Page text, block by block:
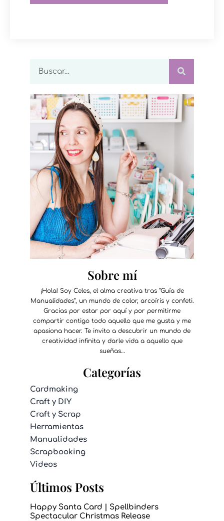
Sobre mí
¡Hola! Soy Celes, el alma creativa tras “Guía de
Manualidades”, un mundo de color, arcoíris y confeti.
Gracias por estar por aquí y por permitirme
compartir contigo todo aquello que me gusta y me
apasiona hacer. Te invito a descubrir un mundo de
creatividad infinita y darle vida a aquello que
sueñas…
Categorías
Cardmaking
Craft y DIY
Craft y Scrap
Herramientas
Manualidades
Scrapbooking
Videos
Últimos Posts
Happy Santa Card | Spellbinders
Spectacular Christmas Release